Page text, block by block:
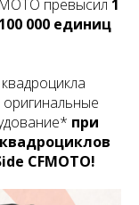
превысил 1
100 000 единиц
оригинальные
при
CFMOTO!